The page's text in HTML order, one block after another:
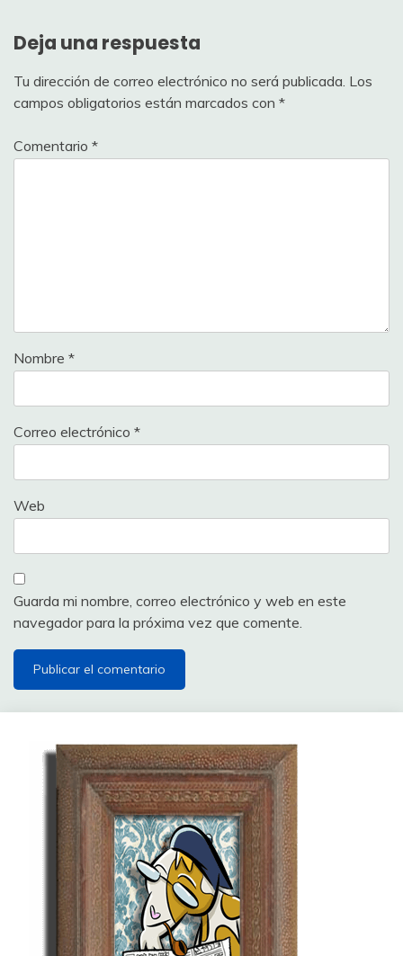
Deja una respuesta
Tu dirección de correo electrónico no será publicada. Los
campos obligatorios están marcados con *
Comentario *
Nombre *
Correo electrónico *
Web
Guarda mi nombre, correo electrónico y web en este
navegador para la próxima vez que comente.